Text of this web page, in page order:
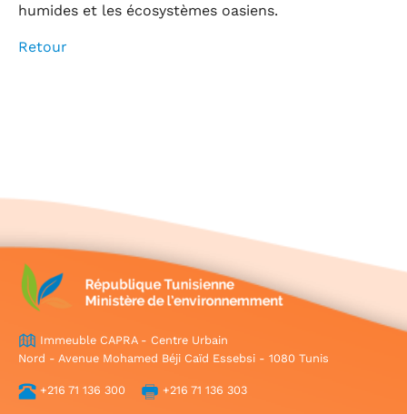
humides et les écosystèmes oasiens.
Retour
Immeuble CAPRA - Centre Urbain
Nord - Avenue Mohamed Béji Caïd Essebsi - 1080 Tunis
+216 71 136 300 +216 71 136 303